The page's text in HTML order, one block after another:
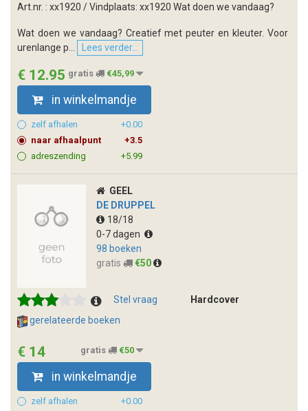
Art.nr. : xx1920 / Vindplaats: xx1920 Wat doen we vandaag?
Wat doen we vandaag? Creatief met peuter en kleuter. Voor
urenlange p...
Lees verder...
€ 12.95 gratis €45,99
in winkelmandje
zelf afhalen
+0.00
naar afhaalpunt
+3.5
adreszending
+5.99
GEEL
DE DRUPPEL
18/18
0-7 dagen
98 boeken
gratis
€50
Stel vraag
Hardcover
gerelateerde boeken
€ 14 gratis €50
in winkelmandje
zelf afhalen
+0.00